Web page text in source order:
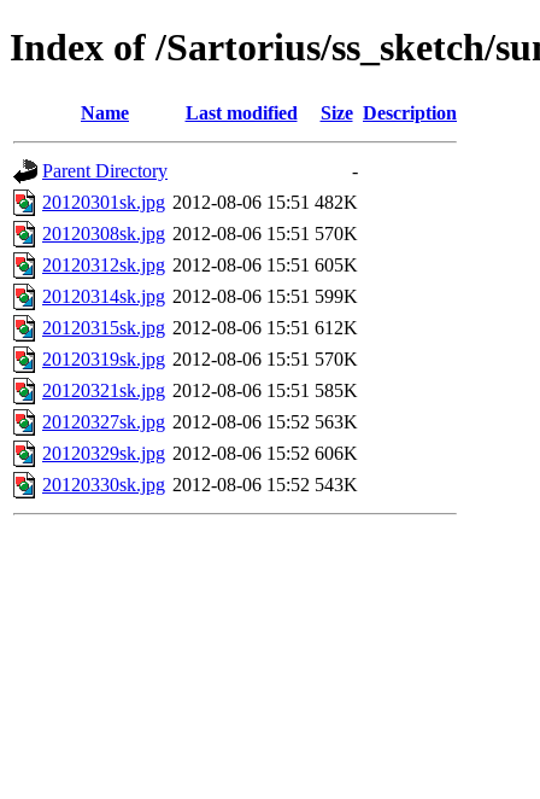
Index of /Sartorius/ss_sketch/
Name Last modified Size Description
Parent Directory
-
20120301sk.jpg 2012-08-06 15:51 482K
20120308sk.jpg 2012-08-06 15:51 570K
20120312sk.jpg 2012-08-06 15:51 605K
20120314sk.jpg 2012-08-06 15:51 599K
20120315sk.jpg 2012-08-06 15:51 612K
20120319sk.jpg 2012-08-06 15:51 570K
20120321sk.jpg 2012-08-06 15:51 585K
20120327sk.jpg 2012-08-06 15:52 563K
20120329sk.jpg 2012-08-06 15:52 606K
20120330sk.jpg 2012-08-06 15:52 543K